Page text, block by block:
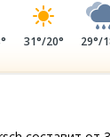
° 31°/20° 29°/